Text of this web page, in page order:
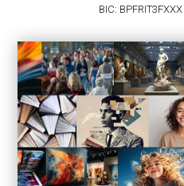
BIC: BPFRIT3FXXX